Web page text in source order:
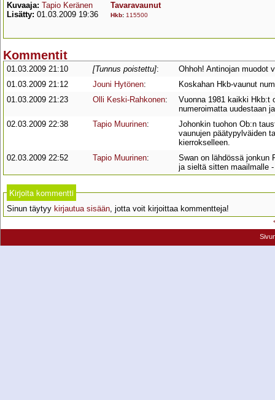
Kuvaaja: Tapio Keränen
Lisätty: 01.03.2009 19:36
Tavaravaunut
Hkb: 115500
Kommentit
01.03.2009 21:10 [Tunnus poistettu]:
Ohhoh! Antinojan muodot
01.03.2009 21:12
Jouni Hytönen:
Koskahan Hkb-vaunut
01.03.2009 21:23
Olli Keski-Rahkonen:
Vuonna 1981 kaikki Hkb:t
numeroimatta uudestaan
02.03.2009 22:38
Tapio Muurinen:
Johonkin tuohon Ob:n
vaunujen päätypylväiden
kierrokselleen.
02.03.2009 22:52
Tapio Muurinen:
Swan on lähdössä jonkun
ja sieltä sitten maailmalle
Kirjoita kommentti
Sinun täytyy kirjautua sisään, jotta voit kirjoittaa kommentteja!